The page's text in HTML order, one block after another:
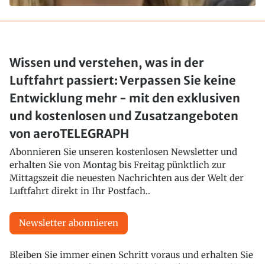
Wissen und verstehen, was in der
Luftfahrt passiert: Verpassen Sie keine
Entwicklung mehr - mit den exklusiven
und kostenlosen und Zusatzangeboten
von aeroTELEGRAPH
Abonnieren Sie unseren kostenlosen Newsletter und
erhalten Sie von Montag bis Freitag pünktlich zur
Mittagszeit die neuesten Nachrichten aus der Welt der
Luftfahrt direkt in Ihr Postfach..
Newsletter abonnieren
Bleiben Sie immer einen Schritt voraus und erhalten Sie